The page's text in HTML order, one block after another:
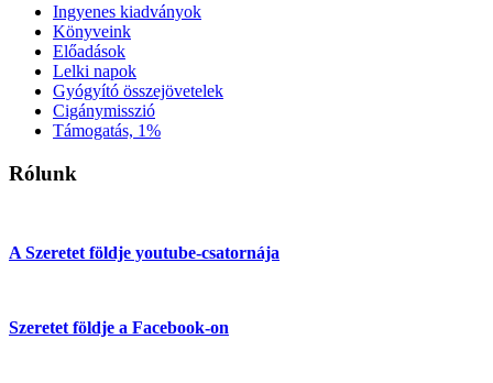
Ingyenes kiadványok
Könyveink
Előadások
Lelki napok
Gyógyító összejövetelek
Cigánymisszió
Támogatás, 1%
Rólunk
A Szeretet földje youtube-csatornája
Szeretet földje a Facebook-on